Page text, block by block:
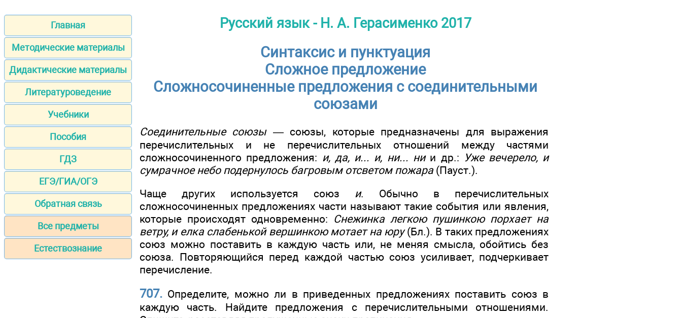
Главная
Методические материалы
Дидактические материалы
Литературоведение
Учебники
Пособия
ГДЗ
ЕГЭ/ГИА/ОГЭ
Обратная связь
Все предметы
Естествознание
Русский язык - Н. А. Герасименко 2017
Синтаксис и пунктуация
Сложное предложение
Сложносочиненные предложения с соединительными
союзами
Соединительные союзы— союзы, которые предназначены для выражения
перечислительных и не перечислительных отношений между частями
сложносочиненного предложения: и, да, и... и, ни... нии др.: Уже вечерело, и
сумрачное небо подернулось багровым отсветом пожара (Пауст.).
Чаще других используется союз и. Обычно в перечислительных
сложносочиненных предложениях части называют такие события или явления,
которые происходят одновременно: Снежинка легкою пушинкою порхает на
ветру, и елка слабенькой вершинкою мотает на юру(Бл.). В таких предложениях
союз можно поставить в каждую часть или, не меняя смысла, обойтись без
союза. Повторяющийся перед каждой частью союз усиливает, подчеркивает
перечисление.
707. Определите, можно ли в приведенных предложениях поставить союз в
каждую часть. Найдите предложения с перечислительными отношениями.